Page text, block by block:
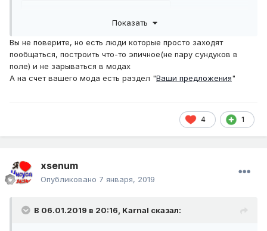
И вы сами не заметите как кризис миновал.
Показать
Вы не поверите, но есть люди которые просто заходят
пообщаться, построить что-то эпичное(не пару сундуков в
поле) и не зарываться в модах
А на счет вашего мода есть раздел "Ваши предложения"
4 1
xsenum
Опубликовано 7 января, 2019
В 06.01.2019 в 20:16, Karnal сказал: